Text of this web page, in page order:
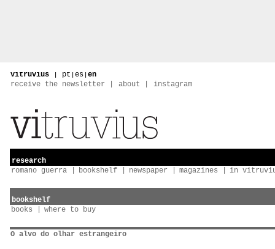
vitruvius | pt | es | en
receive the newsletter
about instagram
research
romano guerra
bookshelf newspaper magazines in
bookshelf
books
where to buy
O alvo do olhar estrangeiro